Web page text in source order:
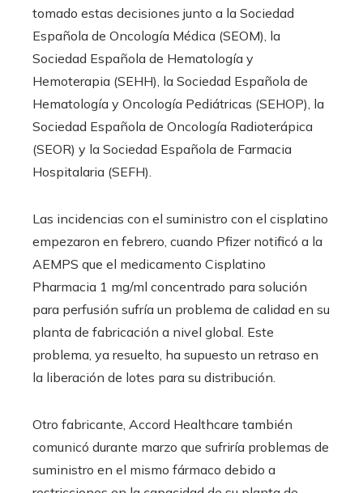
tomado estas decisiones junto a la Sociedad
Española de Oncología Médica (SEOM), la
Sociedad Española de Hematología y
Hemoterapia (SEHH), la Sociedad Española de
Hematología y Oncología Pediátricas (SEHOP), la
Sociedad Española de Oncología Radioterápica
(SEOR) y la Sociedad Española de Farmacia
Hospitalaria (SEFH).
Las incidencias con el suministro con el cisplatino
empezaron en febrero, cuando Pfizer notificó a la
AEMPS que el medicamento Cisplatino
Pharmacia 1 mg/ml concentrado para solución
para perfusión sufría un problema de calidad en su
planta de fabricación a nivel global. Este
problema, ya resuelto, ha supuesto un retraso en
la liberación de lotes para su distribución.
Otro fabricante, Accord Healthcare también
comunicó durante marzo que sufriría problemas de
suministro en el mismo fármaco debido a